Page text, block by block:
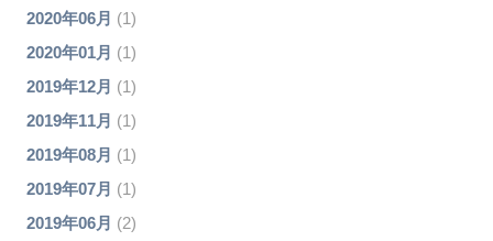
2020年06月 (1)
2020年01月 (1)
2019年12月 (1)
2019年11月 (1)
2019年08月 (1)
2019年07月 (1)
2019年06月 (2)